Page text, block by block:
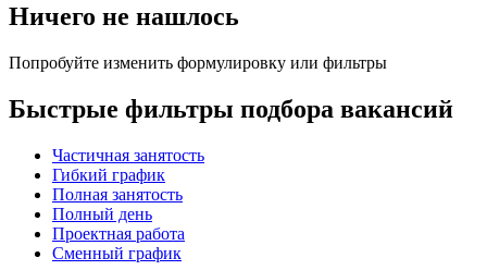
Ничего не нашлось
Попробуйте изменить формулировку или фильтры
Быстрые фильтры подбора вакансий
Частичная занятость
Гибкий график
Полная занятость
Полный день
Проектная работа
Сменный график